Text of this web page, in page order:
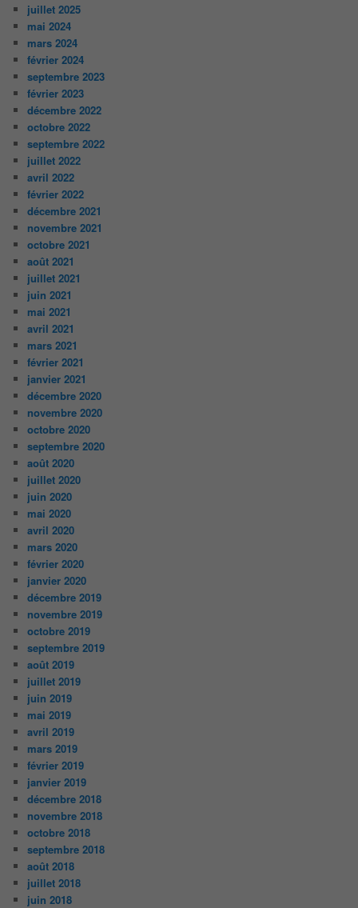
juillet 2025
mai 2024
mars 2024
février 2024
septembre 2023
février 2023
décembre 2022
octobre 2022
septembre 2022
juillet 2022
avril 2022
février 2022
décembre 2021
novembre 2021
octobre 2021
août 2021
juillet 2021
juin 2021
mai 2021
avril 2021
mars 2021
février 2021
janvier 2021
décembre 2020
novembre 2020
octobre 2020
septembre 2020
août 2020
juillet 2020
juin 2020
mai 2020
avril 2020
mars 2020
février 2020
janvier 2020
décembre 2019
novembre 2019
octobre 2019
septembre 2019
août 2019
juillet 2019
juin 2019
mai 2019
avril 2019
mars 2019
février 2019
janvier 2019
décembre 2018
novembre 2018
octobre 2018
septembre 2018
août 2018
juillet 2018
juin 2018